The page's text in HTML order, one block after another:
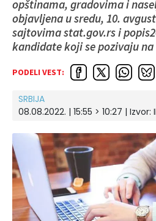
opštinama, gradovima i
objavljena u sredu, 10.
sajtovima stat.gov.rs i
kandidate koji se pozivaju
PODELI VEST:
SRBIJA
08.08.2022. | 15:55 > 10:27 | Izvor: